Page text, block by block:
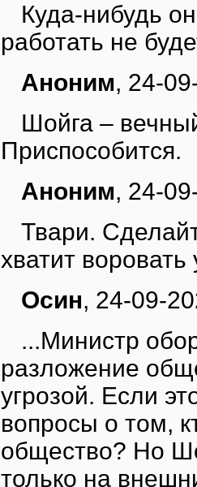
Куда-нибудь
работать не
Аноним, 24-
Шойга –
Приспособится.
Аноним, 24-
Твари.
хватит
Осин, 24-09-
...Министр
разложение
угрозой. Если
вопросы о том,
общество? Но
только на